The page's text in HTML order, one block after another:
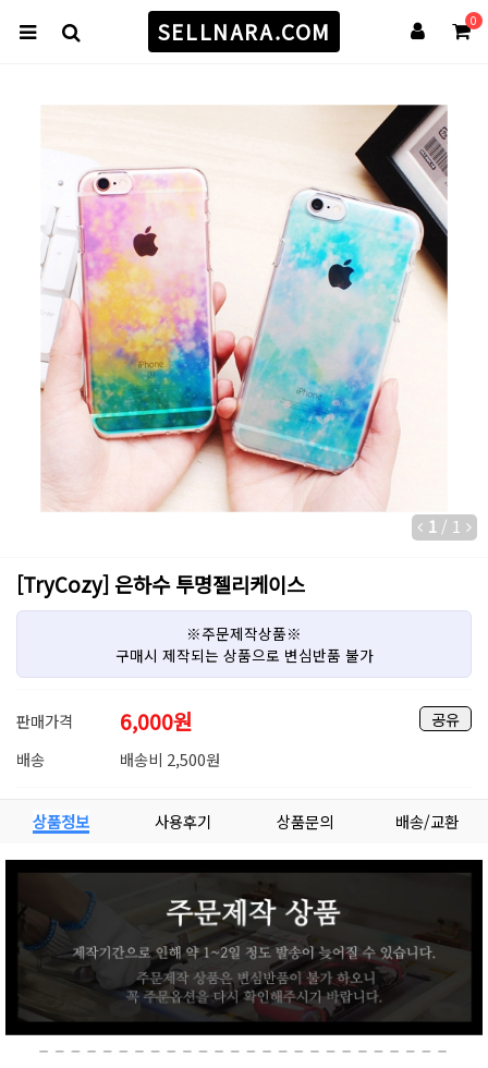
0
SELLNARA.COM
1 / 1
[TryCozy] 은하수 투명젤리케이스
※주문제작상품※
구매시 제작되는 상품으로 변심반품 불가
공유
판매가격 6,000원
배송 배송비 2,500원
상품정보 사용후기 상품문의 배송/교환